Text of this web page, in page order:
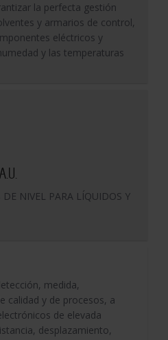
la perfecta gestión
y armarios de control,
eléctricos y
y las temperaturas
NIVEL PARA LÍQUIDOS Y
medida,
calidad y de procesos, a
de elevada
desplazamiento,